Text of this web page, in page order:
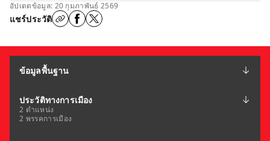
อัปเดตข้อมูล: 20 กุมภาพันธ์ 2569
แชร์ประวัติ
ข้อมูลพื้นฐาน
ประวัติทางการเมือง
2 ตำแหน่ง
2 พรรคการเมือง